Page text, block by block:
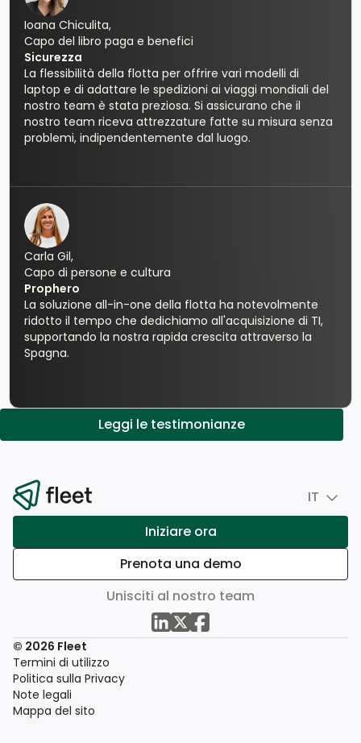
Ioana Chiculita,
Capo del libro paga e benefici
Sicurezza
La flessibilità della flotta per offrire vari modelli di
laptop e di adattare le spedizioni ai viaggi mondiali del
nostro team è stata preziosa. Si assicurano che il
nostro team riceva attrezzature fatte su misura senza
problemi, indipendentemente dal luogo.
Carla Gil,
Capo di persone e cultura
Prophero
La soluzione all-in-one della flotta ha notevolmente
ridotto il tempo che dedichiamo all'acquisizione di TI,
supportando la nostra rapida crescita attraverso la
Spagna.
Leggi le testimonianze
IT
Iniziare ora
Prenota una demo
Unisciti al nostro team
© 2026 Fleet
Termini di utilizzo
Politica sulla Privacy
Note legali
Mappa del sito